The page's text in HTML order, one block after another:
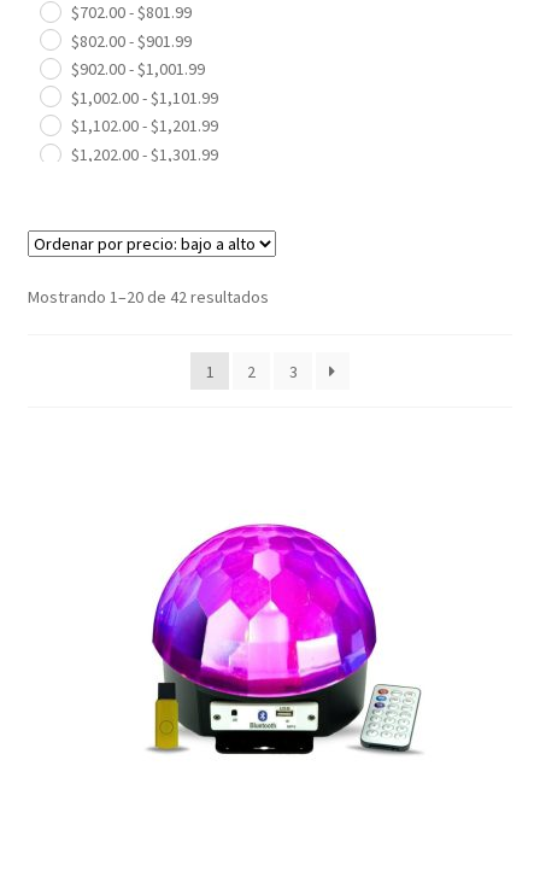
Grabación de Audio & Video
Tecnología
Hogar
Marcas
Mostrando 1–20 de 42 resultados
1 2 3
$702.00-$801.99
$802.00- $901.99
$902.00-$1,001.99
$1,002.00-$1,101.99
$1,102.00-$1,201.99
$1,202.00-$1,301.99
$1,502.00-$1,601.99
$1,702.00-$1,781.00